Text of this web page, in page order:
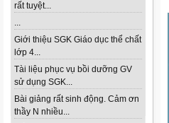
rất tuyệt...
...
Giới thiệu SGK Giáo dục thể chất
lớp 4...
Tài liệu phục vụ bồi dưỡng GV
sử dụng SGK...
Bài giảng rất sinh động. Cảm ơn
thầy N nhiều...